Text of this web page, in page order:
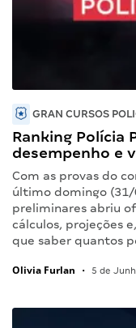
GRAN CURSOS
Ranking Polícia
desempenho e
Com as provas do
último domingo (31/
preliminares abriu
cálculos, projeções
que saber quantos
Olivia Furlan • 5 de